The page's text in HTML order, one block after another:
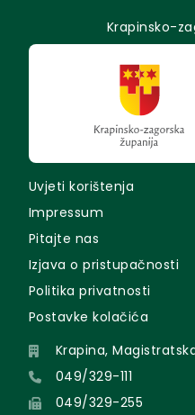
Krapinsko-
Uvjeti korištenja
Impressum
Pitajte nas
Izjava o pristupačnosti
Politika privatnosti
Postavke kolačića
Krapina,
049/329-111
049/329-255